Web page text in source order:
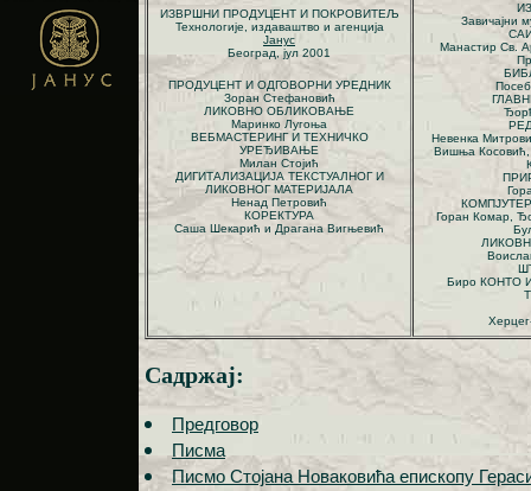
ИЗВРШНИ ПРОДУЦЕНТ И ПОКРОВИТЕЉ
Технологије, издаваштво и агенција
Јанус
Београд, јул 2001
ПРОДУЦЕНТ И ОДГОВОРНИ УРЕДНИК
Зоран Стефановић
ЛИКОВНО ОБЛИКОВАЊЕ
Маринко Лугоња
ВЕБМАСТЕРИНГ И ТЕХНИЧКО
УРЕЂИВАЊЕ
Милан Стојић
ДИГИТАЛИЗАЦИЈА ТЕКСТУАЛНОГ И
ЛИКОВНОГ МАТЕРИЈАЛА
Ненад Петровић
КОРЕКТУРА
Саша Шекарић и Драгана Вигњевић
Завичајни
Манастир Св.
Невенка
Вишња
Горан Комар,
Биро КОНТО
Садржај:
Предговор
Писма
Писмо Стојана Новаковића епископу